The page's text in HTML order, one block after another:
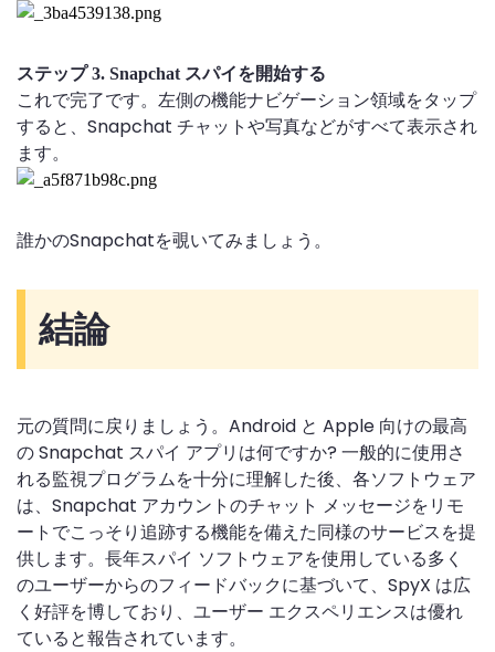
ステップ 3. Snapchat スパイを開始する
これで完了です。左側の機能ナビゲーション領域をタップ
すると、Snapchat チャットや写真などがすべて表示され
ます。
誰かのSnapchatを覗いてみましょう。
結論
元の質問に戻りましょう。Android と Apple 向けの最高
の Snapchat スパイ アプリは何ですか? 一般的に使用さ
れる監視プログラムを十分に理解した後、各ソフトウェア
は、Snapchat アカウントのチャット メッセージをリモ
ートでこっそり追跡する機能を備えた同様のサービスを提
供します。長年スパイ ソフトウェアを使用している多く
のユーザーからのフィードバックに基づいて、SpyX は広
く好評を博しており、ユーザー エクスペリエンスは優れ
ていると報告されています。